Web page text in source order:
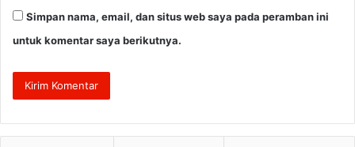
Simpan nama, email, dan situs web saya pada peramban ini
untuk komentar saya berikutnya.